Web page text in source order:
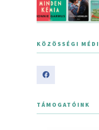
KÖZÖSSÉGI
TÁMOGATÓINK